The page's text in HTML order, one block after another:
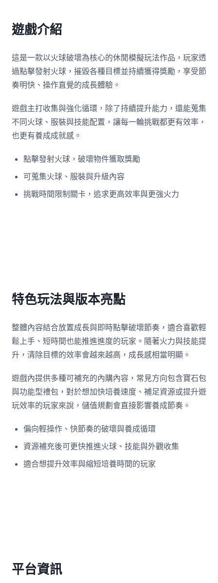
遊戲介紹
這是一款以火球破壞為核心的休閒模擬玩法作品，玩家透
過點擊發射火球，摧毀各種目標並持續獲得獎勵，享受節
奏明快、操作直覺的成長體驗。
遊戲主打收集與強化循環，除了持續提升能力，還能蒐集
不同火球、服裝與技能配置，讓每一輪挑戰都更有效率，
也更有養成成就感。
點擊發射火球，破壞物件獲取獎勵
可蒐集火球、服裝與升級內容
挑戰時間限制關卡，追求更高效率與更強火力
特色玩法與版本亮點
整體內容結合放置成長與即時點擊破壞節奏，適合喜歡輕
鬆上手、短時間也能推進進度的玩家。隨著火力與技能提
升，清除目標的效率會越來越高，成長感相當明顯。
遊戲內提供多種可補充的內購內容，常見方向包含寶石包
與功能型禮包，對於想加快培養速度、補足資源或提升遊
玩效率的玩家來說，儲值規劃會直接影響養成節奏。
偏向輕操作、快節奏的破壞與養成循環
資源補充後可更快推進火球、技能與外觀收集
適合想提升效率與縮短培養時間的玩家
平台資訊